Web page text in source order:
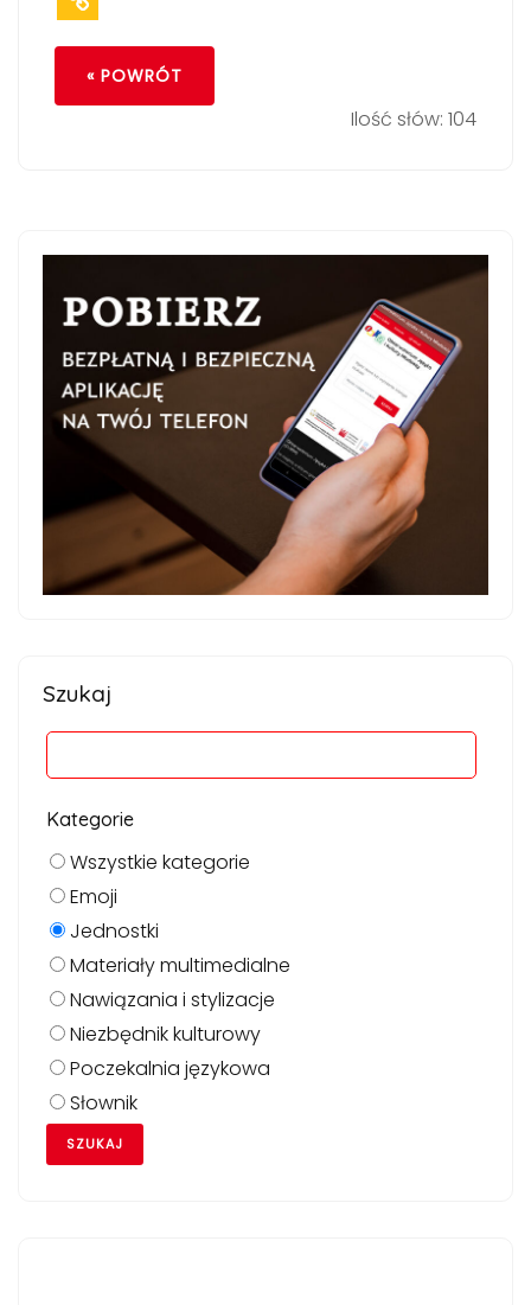
« POWRÓT
Ilość słów: 104
Szukaj
Kategorie
Wszystkie kategorie
Emoji
Jednostki
Materiały multimedialne
Nawiązania i stylizacje
Niezbędnik kulturowy
Poczekalnia językowa
Słownik